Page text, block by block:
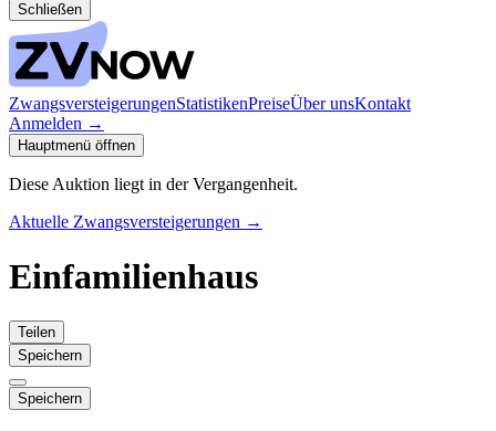
Schließen
ZwangsversteigerungenStatistikenPreiseÜber unsKontakt
Anmelden →
Hauptmenü öffnen
Diese Auktion liegt in der Vergangenheit.
Aktuelle Zwangsversteigerungen →
Einfamilienhaus
Teilen
Speichern
Speichern